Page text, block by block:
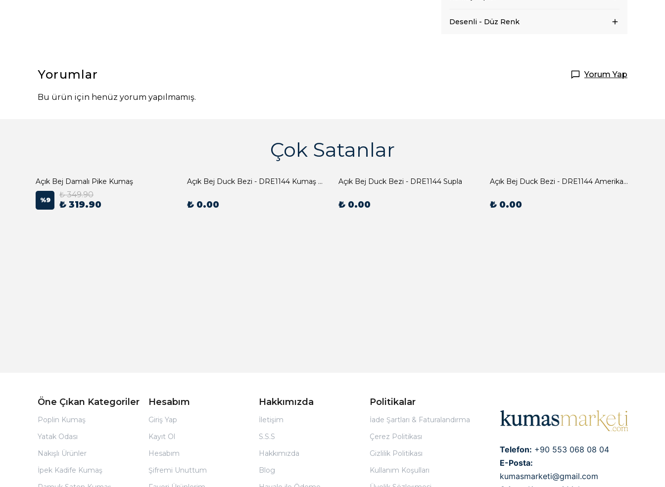
Desenli - Düz Renk
Yorumlar Yorum Yap
Bu ürün için henüz yorum yapılmamış.
Çok Satanlar
Açık Bej Damalı Pike Kumaş
%9
₺ 349.90
₺ 319.90
Açık Bej Duck Bezi - DRE1144 Kumaş Peçete
₺ 0.00
Açık Bej Duck Bezi - DRE1144 Supla
₺ 0.00
Açık Bej Duck Bezi - DRE1144 Amerikan Servis
₺ 0.00
Öne Çıkan Kategoriler
Poplin Kumaş
Yatak Odası
Nakışlı Ürünler
İpek Kadife Kumaş
Hesabım
Giriş Yap
Kayıt Ol
Hesabım
Şifremi Unuttum
Hakkımızda
İletişim
S.S.S
Hakkımızda
Blog
Politikalar
İade Şartları & Faturalandırma
Çerez Politikası
Gizlilik Politikası
Kullanım Koşulları
Telefon: +90 553 068 08 04
E-Posta:
kumasmarketi@gmail.com